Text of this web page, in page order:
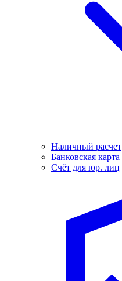
Наличный расчет
Банковская карта
Счёт для юр. лиц